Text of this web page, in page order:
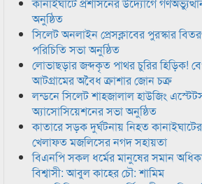
অনুষ্ঠিত
সিলেট অনলাইন প্রেসক্লাবের পুরস্কার
পরিচিতি সভা অনুষ্ঠিত
লোভাছড়ার জব্দকৃত পাথর চুরির হিড়িক!
আটগ্রামের অবৈধ ক্রাশার জোন চক্র
লন্ডনে সিলেট শাহজালাল হাউজিং
অ্যাসোসিয়েশনের সভা অনুষ্ঠিত
কাতারে সড়ক দুর্ঘটনায় নিহত
খেলাফত মজলিসের নগদ সহায়তা
বিএনপি সকল ধর্মের মানুষের সমান
বিশ্বাসী: আবুল কাহের চৌ: শামিম